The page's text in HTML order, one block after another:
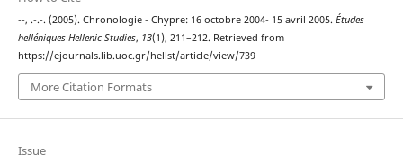
--, .-.-. (2005). Chronologie - Chypre: 16 octobre 2004- 15 avril 2005. Études
helléniques Hellenic Studies, 13(1), 211–212. Retrieved from
https://ejournals.lib.uoc.gr/hellst/article/view/739
More Citation Formats
Issue